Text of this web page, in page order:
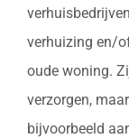
verhuizing en/
oude woning.
verzorgen,
bijvoorbeeld